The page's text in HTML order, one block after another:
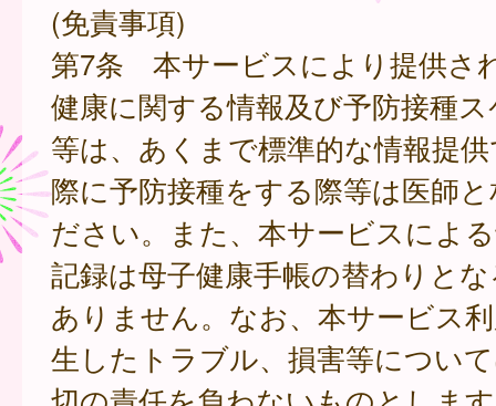
(免責事項)
第7条 本サービスにより提供さ
健康に関する情報及び予防接種
等は、あくまで標準的な情報提
際に予防接種をする際等は医師
ださい。また、本サービスによ
記録は母子健康手帳の替わりと
ありません。なお、本サービス
生したトラブル、損害等につい